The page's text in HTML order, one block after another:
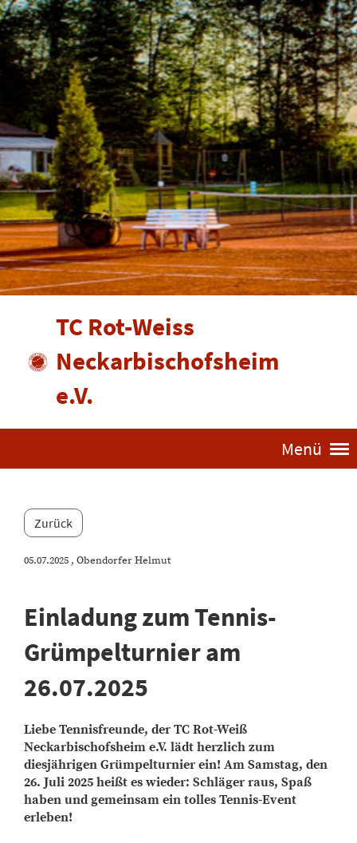
TC Rot-Weiss
Neckarbischofsheim
e.V.
Menü
Zurück
05.07.2025 , Obendorfer Helmut
Einladung zum Tennis-
Grümpelturnier am
26.07.2025
Liebe Tennisfreunde, der TC Rot-Weiß
Neckarbischofsheim e.V. lädt herzlich zum
diesjährigen Grümpelturnier ein! Am Samstag, den
26. Juli 2025 heißt es wieder: Schläger raus, Spaß
haben und gemeinsam ein tolles Tennis-Event
erleben!